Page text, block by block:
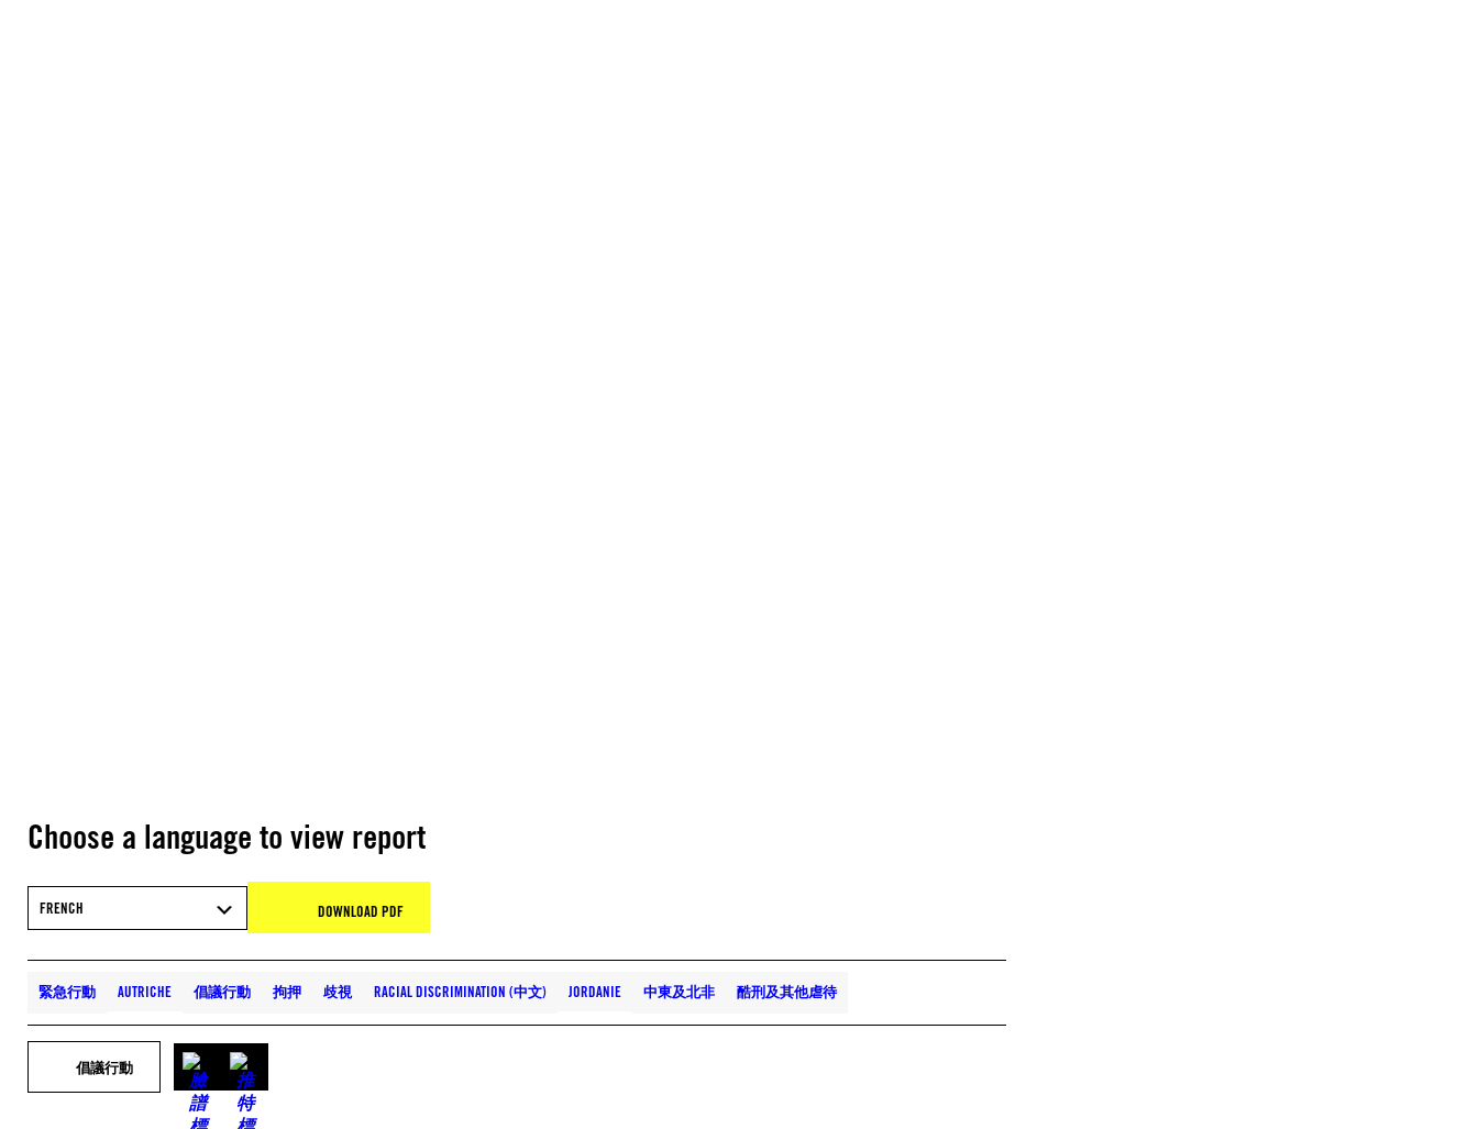
Choose a language to view report
FRENCH DOWNLOAD PDF
緊急行動 AUTRICHE 倡議行動 拘押 歧視 RACIAL DISCRIMINATION (中文) JORDANIE 中東及北非 酷刑及其他虐待
倡議行動